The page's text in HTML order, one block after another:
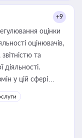
+9
оцінки
оцінювачів,
та
діяльності.
у цій сфері
юриста або
оренди
перевірки